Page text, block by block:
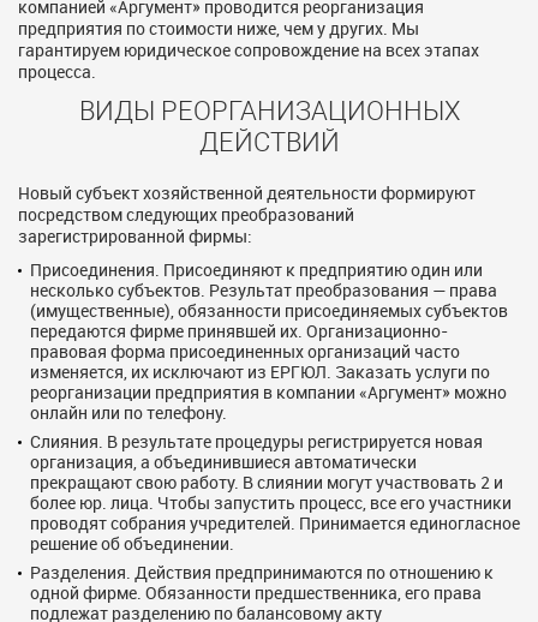
компанией «Аргумент» проводится реорганизация
предприятия по стоимости ниже, чем у других. Мы
гарантируем юридическое сопровождение на всех этапах
процесса.
ВИДЫ РЕОРГАНИЗАЦИОННЫХ
ДЕЙСТВИЙ
Новый субъект хозяйственной деятельности формируют
посредством следующих преобразований
зарегистрированной фирмы:
Присоединения. Присоединяют к предприятию один или
несколько субъектов. Результат преобразования — права
(имущественные), обязанности присоединяемых субъектов
передаются фирме принявшей их. Организационно-
правовая форма присоединенных организаций часто
изменяется, их исключают из ЕРГЮЛ. Заказать услуги по
реорганизации предприятия в компании «Аргумент» можно
онлайн или по телефону.
Слияния. В результате процедуры регистрируется новая
организация, а объединившиеся автоматически
прекращают свою работу. В слиянии могут участвовать 2 и
более юр. лица. Чтобы запустить процесс, все его участники
проводят собрания учредителей. Принимается единогласное
решение об объединении.
Разделения. Действия предпринимаются по отношению к
одной фирме. Обязанности предшественника, его права
подлежат разделению по балансовому акту